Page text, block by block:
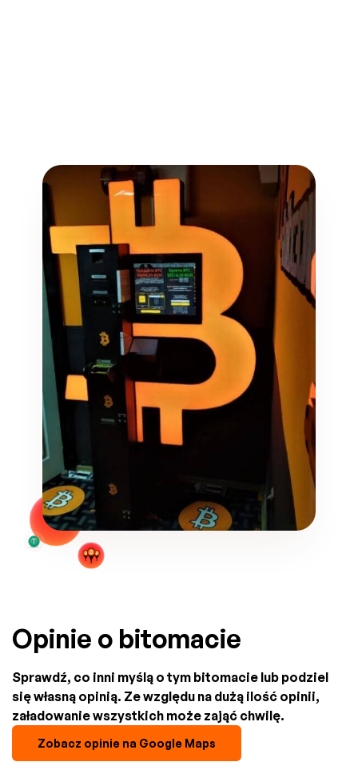
Opinie o bitomacie
Sprawdź, co inni myślą o tym bitomacie lub podziel
się własną opinią. Ze względu na dużą ilość opinii,
załadowanie wszystkich może zająć chwilę.
Zobacz opinie na Google Maps